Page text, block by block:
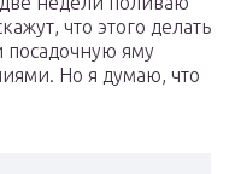
что этого делать
посадочную яму
Но я думаю, что